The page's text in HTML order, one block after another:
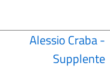
Alessio Craba -
Supplente